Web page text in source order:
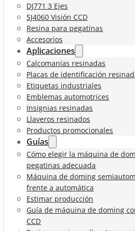
DJ771 3 Ejes
SJ4060 Visión CCD
Resina para pegatinas
Accesorios
Aplicaciones
Calcomanías resinadas
Placas de identificación
Etiquetas industriales
Emblemas automotrices
Insignias resinadas
Llaveros resinados
Productos promocionales
Guías
Cómo elegir la máquina de
pegatinas adecuada
Máquina de doming
frente a automática
Estimar producción
Guía de máquina de doming
CCD